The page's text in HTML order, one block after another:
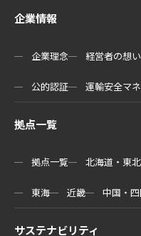
企業情報
企業理念 経営者の想い
公的認証 運輸安全マ
拠点一覧
拠点一覧 北海道・東北
東海 近畿 中国・
サステナビリティ